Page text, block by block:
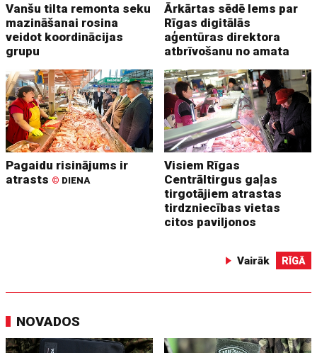
Vanšu tilta remonta seku
mazināšanai rosina
veidot koordinācijas
grupu
Ārkārtas sēdē lems par
Rīgas digitālās
aģentūras direktora
atbrīvošanu no amata
Pagaidu risinājums ir
atrasts © DIENA
Visiem Rīgas
Centrāltirgus gaļas
tirgotājiem atrastas
tirdzniecības vietas
citos paviljonos
Vairāk RĪGĀ
NOVADOS